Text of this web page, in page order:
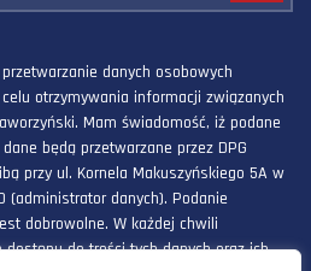
danych osobowych
otrzymywania informacji związanych
Mam świadomość, iż podane
będą przetwarzane przez DPG
przy ul. Kornela Makuszyńskiego 5A w
(administrator danych). Podanie
dobrowolne. W każdej chwili
dostępu do treści tych danych oraz ich